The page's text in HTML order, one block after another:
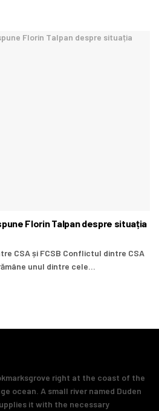
Florin Talpan despre situația
CSA și FCSB Conflictul dintre CSA
unul dintre cele...
right at the coast of the
ocean. A small river named Duden
it with the necessary